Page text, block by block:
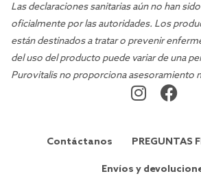
Las declaraciones sanitarias aún no han
oficialmente por las autoridades. Los
están destinados a tratar o prevenir
del uso del producto puede variar de una
Purovitalis no proporciona asesoramiento
Contáctanos PREGUNTAS
Envíos y